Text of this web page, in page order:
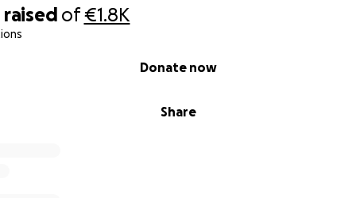
raised of€1.8K
Share
Donate now